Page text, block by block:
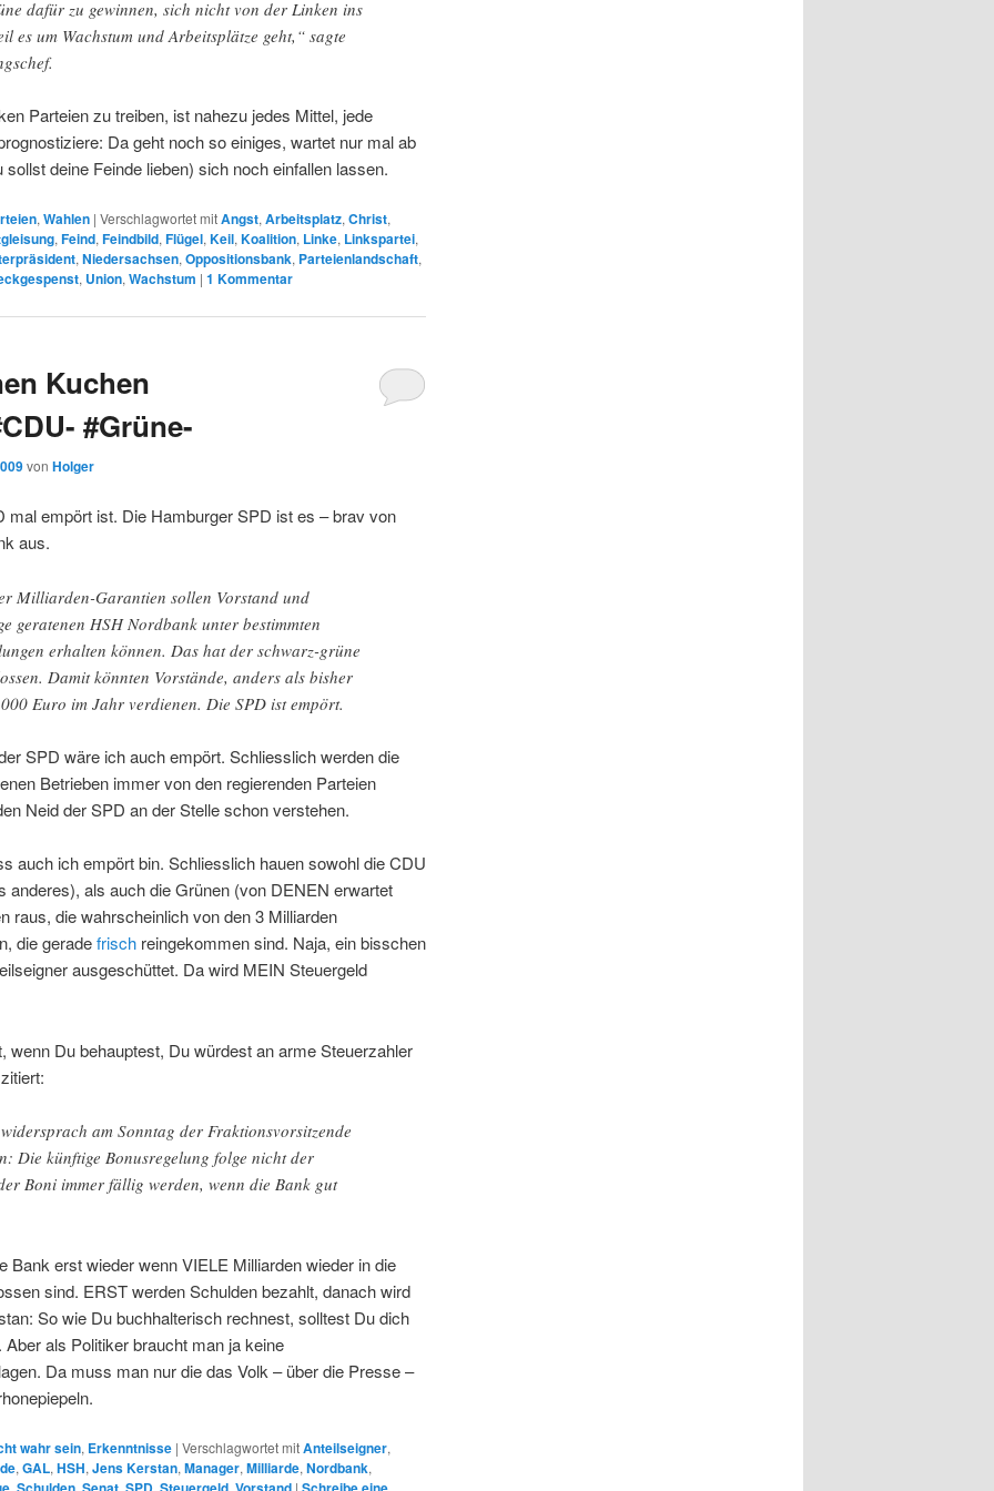
dafür zu gewinnen, sich nicht von der Linken ins
es um Wachstum und Arbeitsplätze geht,“ sagte
Parteien zu treiben, ist nahezu jedes Mittel, jede
Da geht noch so einiges, wartet nur mal ab
deine Feinde lieben) sich noch einfallen lassen.
, Wahlen | Verschlagwortet mitAngst, Arbeitsplatz, Christ,
, Feind, Feindbild, Flügel, Keil, Koalition, Linke, Linkspartei,
, Niedersachsen, Oppositionsbank, Parteienlandschaft,
, Union, Wachstum | 1 Kommentar
Kuchen
#Grüne-
von Holger
mal empört ist. Die Hamburger SPD ist es – brav von
aus.
Milliarden-Garantien sollen Vorstand und
geratenen HSH Nordbank unter bestimmten
erhalten können. Das hat der schwarz-grüne
Damit könnten Vorstände, anders als bisher
Euro im Jahr verdienen. Die SPD ist empört.
SPD wäre ich auch empört. Schliesslich werden die
Betrieben immer von den regierenden Parteien
Neid der SPD an der Stelle schon verstehen.
auch ich empört bin. Schliesslich hauen sowohl die CDU
anderes), als auch die Grünen (von DENEN erwartet
raus, die wahrscheinlich von den 3 Milliarden
die geradefrisch reingekommen sind. Naja, ein bisschen
ausgeschüttet. Da wird MEIN Steuergeld
Du behauptest, Du würdest an arme Steuerzahler
am Sonntag der Fraktionsvorsitzende
Die künftige Bonusregelung folge nicht der
Boni immer fällig werden, wenn die Bank gut
Bank erst wieder wenn VIELE Milliarden wieder in die
sind. ERST werden Schulden bezahlt, danach wird
So wie Du buchhalterisch rechnest, solltest Du dich
als Politiker braucht man ja keine
Da muss man nur die das Volk – über die Presse –
wahr sein, Erkenntnisse | Verschlagwortet mitAnteilseigner,
, GAL, HSH, Jens Kerstan, Manager, Milliarde, Nordbank,
|